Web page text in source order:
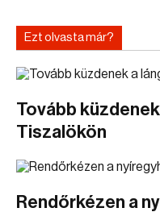
Ezt olvasta már?
Tovább
Tiszalökön
Rendőrkézen a